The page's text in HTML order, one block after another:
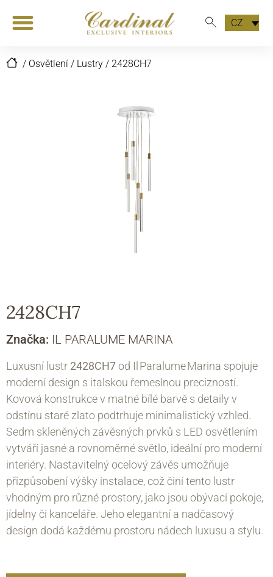
CZ
/ Osvětlení / Lustry / 2428CH7
2428CH7
Značka: IL PARALUME MARINA
Luxusní lustr 2428CH7od Il Paralume Marina spojuje
moderní design s italskou řemeslnou precizností.
Kovová konstrukce v matné bílé barvě s detaily v
odstínu staré zlato podtrhuje minimalistický vzhled.
Sedm skleněných závěsných prvků s LED osvětlením
vytváří jasné a rovnoměrné světlo, ideální pro moderní
interiéry. Nastavitelný ocelový závěs umožňuje
přizpůsobení výšky instalace, což činí tento lustr
vhodným pro různé prostory, jako jsou obývací pokoje,
jídelny či kanceláře. Jeho elegantní a nadčasový
design dodá každému prostoru nádech luxusu a stylu.